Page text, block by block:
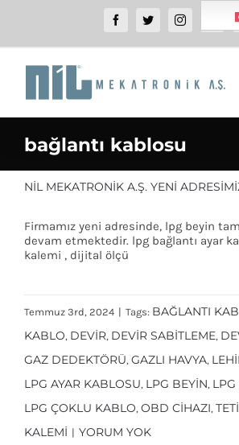
FacebookTwitterInstagram
bağlantı kablosu
NIL MEKATRONIK A.Ş. YENI
Firmamız yeni adresinde, lpg beyin
devam etmektedir. lpg bağlantı ayar
kalemi , dijital ölçü
Temmuz 3rd, 2024 | Tags: BAĞLANTI
KABLO, DEVIR, DEVIR SABITLEME,
GAZ DEDEKTÖRÜ, GAZLI HAVYA,
LPG AYAR KABLOSU, LPG BEYIN, LPG
LPG ÇOKLU KABLO, OBD CIHAZI,
KALEMI | YORUM YOK